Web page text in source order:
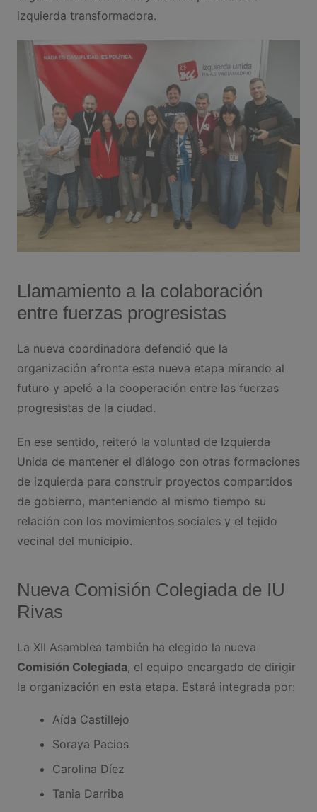
izquierda transformadora.
Llamamiento a la colaboración
entre fuerzas progresistas
La nueva coordinadora defendió que la
organización afronta esta nueva etapa mirando al
futuro y apeló a la cooperación entre las fuerzas
progresistas de la ciudad.
En ese sentido, reiteró la voluntad de Izquierda
Unida de mantener el diálogo con otras formaciones
de izquierda para construir proyectos compartidos
de gobierno, manteniendo al mismo tiempo su
relación con los movimientos sociales y el tejido
vecinal del municipio.
Nueva Comisión Colegiada de IU
Rivas
La XII Asamblea también ha elegido la nueva
Comisión Colegiada, el equipo encargado de dirigir
la organización en esta etapa. Estará integrada por:
Aída Castillejo
Soraya Pacios
Carolina Díez
Tania Darriba